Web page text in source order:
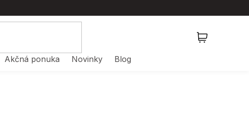
Akčná ponuka Novinky Blog